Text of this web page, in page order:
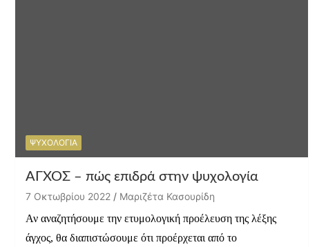
ΨΥΧΟΛΟΓΙΑ
ΑΓΧΟΣ – πώς επιδρά στην ψυχολογία
7 Οκτωβρίου 2022
Μαριζέτα Κασουρίδη
Αν αναζητήσουμε την ετυμολογική προέλευση της λέξης
άγχος, θα διαπιστώσουμε ότι προέρχεται από το